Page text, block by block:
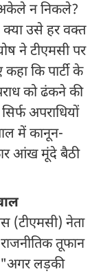
न निकले?
उसे हर वक्त
ने टीएमसी पर
कि पार्टी के
को ढंकने की
अपराधियों
में कानून-
आंख मूंदे बैठी
(टीएमसी) नेता
तूफान
"अगर लड़की